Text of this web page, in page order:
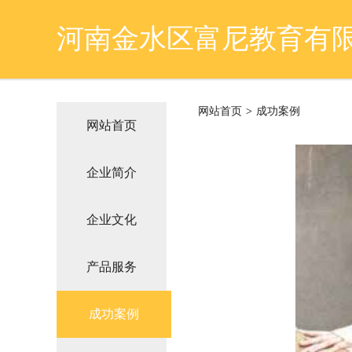
河南金水区富尼教育有
网站首页
企业简介
企业文化
产品服务
成功案例
网站首页 > 成功案例